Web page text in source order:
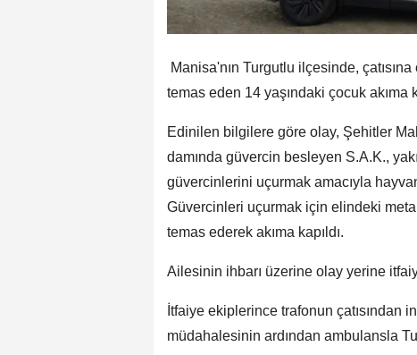
Manisa'nın Turgutlu ilçesinde,
temas eden 14 yaşındaki çocuk akıma
Edinilen bilgilere göre olay, Şehitler
damında güvercin besleyen S.A.K.,
güvercinlerini uçurmak amacıyla hayvan
Güvercinleri uçurmak için elindeki
temas ederek akıma kapıldı.
Ailesinin ihbarı üzerine olay yerine
İtfaiye ekiplerince trafonun
müdahalesinin ardından ambulansla